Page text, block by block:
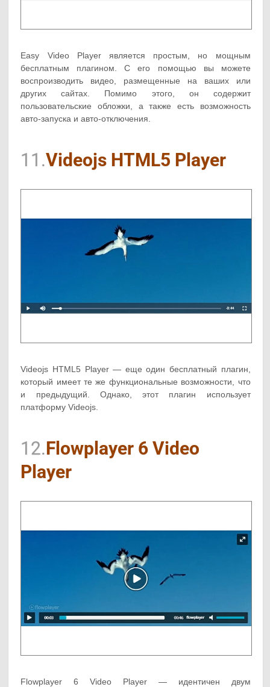
Easy Video Player является простым, но мощным
бесплатным плагином. С его помощью вы можете
воспроизводить видео, размещенные на ваших или
других сайтах. Помимо этого, он содержит
пользовательские обложки, а также есть возможность
авто-запуска и авто-отключения.
11.Videojs HTML5 Player
Videojs HTML5 Player — еще один бесплатный плагин,
который имеет те же функциональные возможности, что
и предыдущий. Однако, этот плагин использует
платформу Videojs.
12.Flowplayer 6 Video
Player
Flowplayer 6 Video Player — идентичен двум